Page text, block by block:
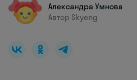
Александра Умнова
Автор Skyeng